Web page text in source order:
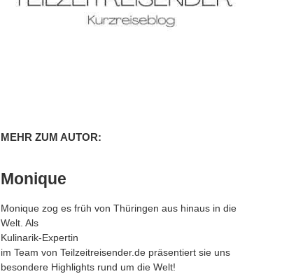
MEHR ZUM AUTOR:
Monique
Monique zog es früh von Thüringen aus hinaus in die
Welt. Als
Kulinarik-Expertin
im Team von Teilzeitreisender.de präsentiert sie uns
besondere Highlights rund um die Welt!